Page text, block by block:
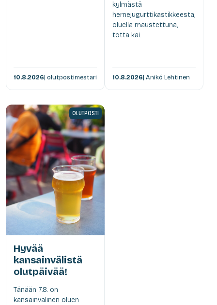
10.8.2026| olutpostimestari
kylmästä
hernejugurttikastikkeesta,
oluella maustettuna,
totta kai.
10.8.2026| Anikó Lehtinen
OLUTPOSTI
Hyvää
kansainvälistä
olutpäivää!
Tänään 7.8. on
kansainvälinen oluen